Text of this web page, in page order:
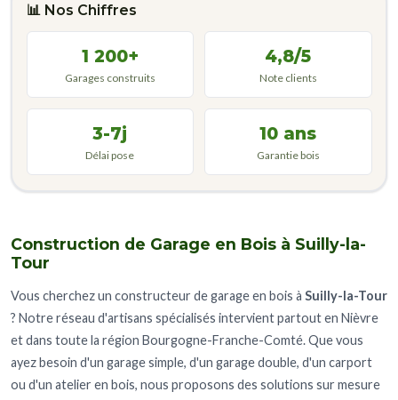
Construction de Garage en Bois à Suilly-la-
Tour
Vous cherchez un constructeur de garage en bois à Suilly-la-Tour
? Notre réseau d'artisans spécialisés intervient partout en Nièvre
et dans toute la région Bourgogne-Franche-Comté. Que vous
ayez besoin d'un garage simple, d'un garage double, d'un carport
ou d'un atelier en bois, nous proposons des solutions sur mesure
📊 Nos Chiffres
1 200+
Garages construits
4,8/5
Note clients
3-7j
Délai pose
10 ans
Garantie bois